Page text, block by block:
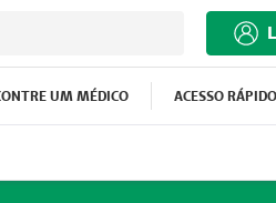
UM MÉDICO ACESSO RÁPIDO